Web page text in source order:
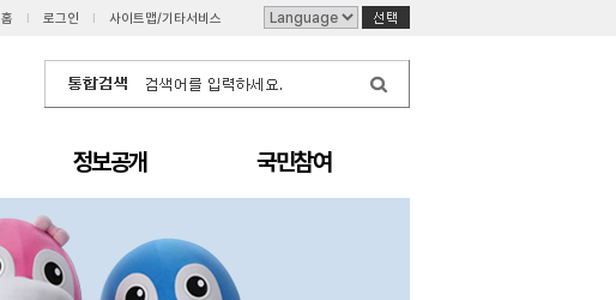
홈 I 로그인 I 사이트맵/기타서비스
정보공개 국민참여